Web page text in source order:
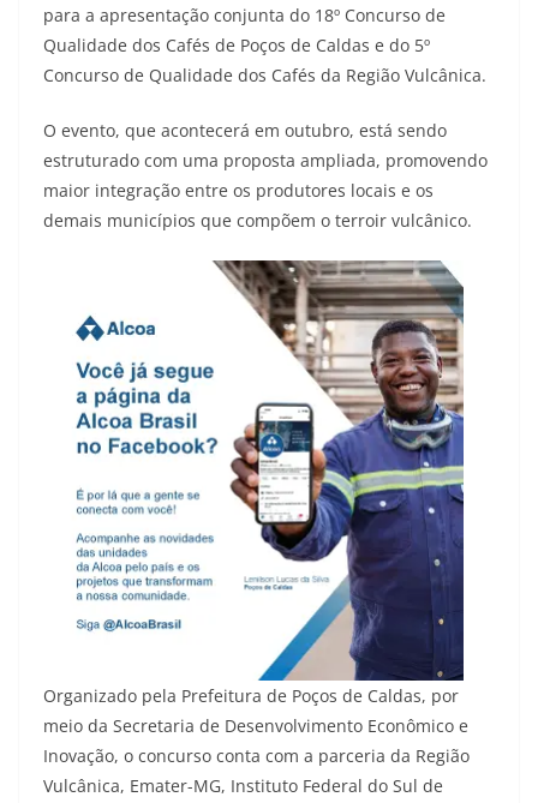
para a apresentação conjunta do 18º Concurso de
Qualidade dos Cafés de Poços de Caldas e do 5º
Concurso de Qualidade dos Cafés da Região Vulcânica.
O evento, que acontecerá em outubro, está sendo
estruturado com uma proposta ampliada, promovendo
maior integração entre os produtores locais e os
demais municípios que compõem o terroir vulcânico.
Organizado pela Prefeitura de Poços de Caldas, por
meio da Secretaria de Desenvolvimento Econômico e
Inovação, o concurso conta com a parceria da Região
Vulcânica, Emater-MG, Instituto Federal do Sul de